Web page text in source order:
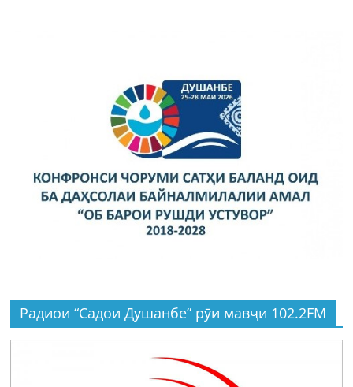
Радиои “Садои Душанбе” рӯи мавҷи 102.2FM